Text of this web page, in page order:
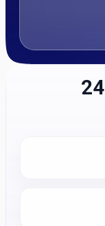
كم يساوي الذهب عيار 24